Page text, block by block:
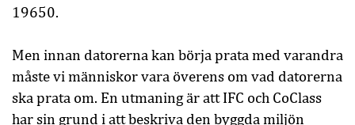
19650.
Men innan datorerna kan börja prata med varandra
måste vi människor vara överens om vad datorerna
ska prata om. En utmaning är att IFC och CoClass
har sin grund i att beskriva den byggda miljön